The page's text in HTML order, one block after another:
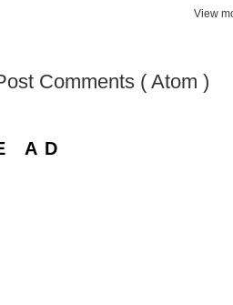
View
Comments ( Atom )
AD